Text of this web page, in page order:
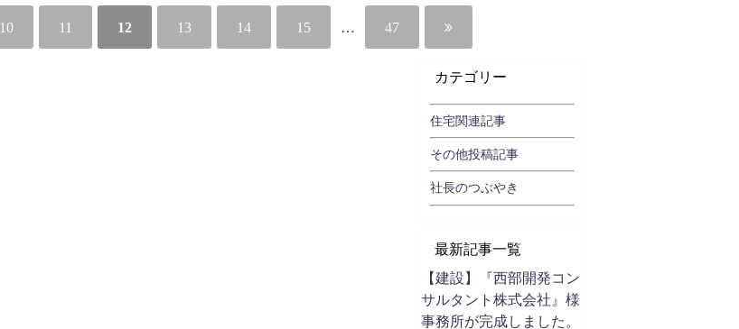
10 11 12 13 14 15 47
カテゴリー
住宅関連記事
その他投稿記事
社長のつぶやき
最新記事一覧
【建設】『西部開発コン
サルタント株式会社』様
事務所が完成しました。